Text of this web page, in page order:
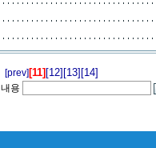
[prev][11] [12] [13] [14]
내용